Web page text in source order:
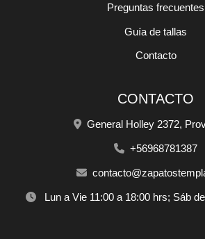
Preguntas frecuentes
Guía de tallas
Contacto
CONTACTO
General Holley 2372,
+56968781387
Lun a Vie 11:00 a 18:00 hrs; Sáb